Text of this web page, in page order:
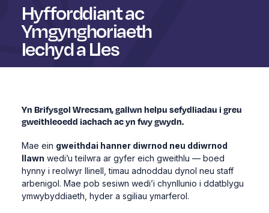
Hyfforddiant ac
Ymgynghoriaeth
Iechyd a Lles
Yn Brifysgol Wrecsam, gallwn helpu sefydliadau i greu
gweithleoedd iachach ac yn fwy gwydn.
Mae ein gweithdai hanner diwrnod neu ddiwrnod
llawn wedi’u teilwra ar gyfer eich gweithlu — boed
hynny i reolwyr llinell, timau adnoddau dynol neu staff
arbenigol. Mae pob sesiwn wedi’i chynllunio i ddatblygu
ymwybyddiaeth, hyder a sgiliau ymarferol.